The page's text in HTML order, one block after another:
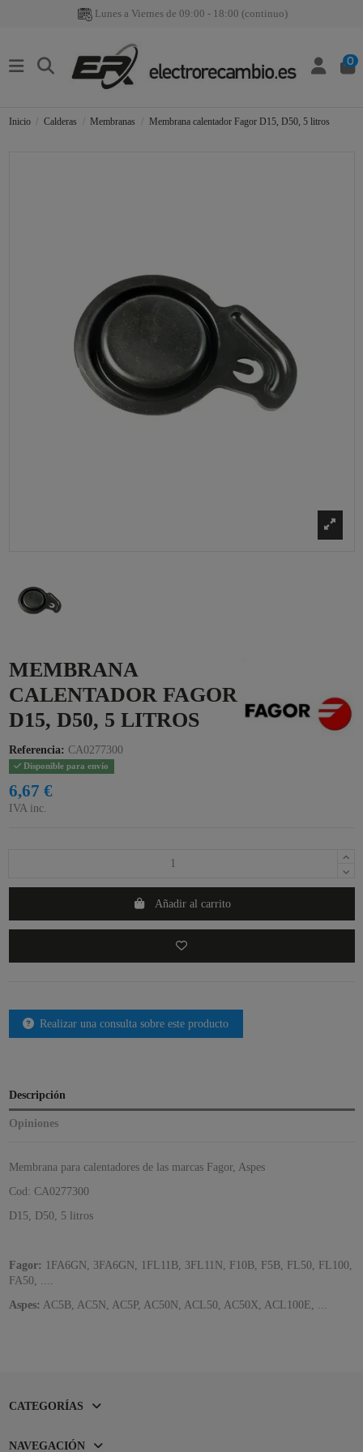
Lunes a Viernes de 09:00 - 18:00 (continuo)
0
Inicio Calderas Membranas Membrana calentador Fagor D15, D50, 5 litros
MEMBRANA
CALENTADOR FAGOR
D15, D50, 5 LITROS
Referencia: CA0277300
Disponible para envío
6,67 €
IVA inc.
Añadir al carrito
Realizar una consulta sobre este producto
Descripción
Opiniones
Membrana para calentadores de las marcas Fagor, Aspes
Cod: CA0277300
D15, D50, 5 litros
Fagor: 1FA6GN, 3FA6GN, 1FL11B, 3FL11N, F10B, F5B, FL50, FL100,
FA50, ....
Aspes: AC5B, AC5N, AC5P, AC50N, ACL50, AC50X, ACL100E, ...
CATEGORÍAS
NAVEGACIÓN